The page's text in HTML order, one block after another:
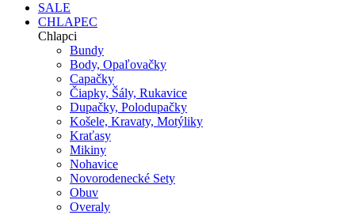
SALE
CHLAPEC
Chlapci
Bundy
Body, Opaľovačky
Capačky
Čiapky, Šály, Rukavice
Dupačky, Polodupačky
Košele, Kravaty, Motýliky
Kraťasy
Mikiny
Nohavice
Novorodenecké Sety
Obuv
Overaly